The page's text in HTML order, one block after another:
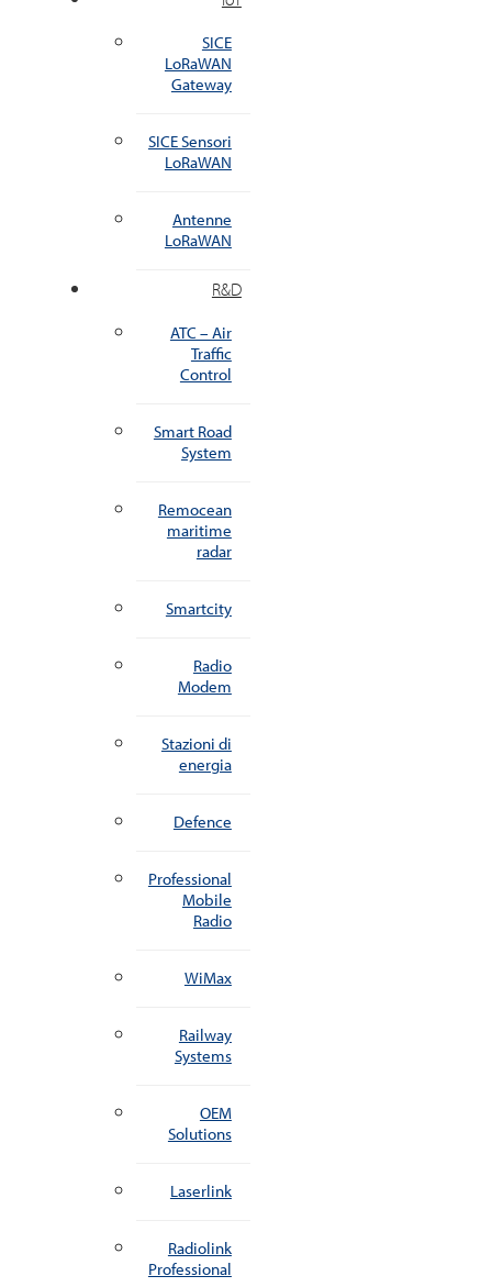
SICE
LoRaWAN
Gateway
SICE Sensori
LoRaWAN
Antenne
LoRaWAN
R&D
ATC – Air
Traffic
Control
Smart Road
System
Remocean
maritime
radar
Smartcity
Radio
Modem
Stazioni di
energia
Defence
Professional
Mobile
Radio
WiMax
Railway
Systems
OEM
Solutions
Laserlink
Radiolink
Professional